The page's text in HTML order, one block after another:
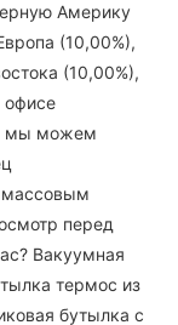
Америку
(10,00%),
(10,00%),
офисе
мы можем
массовым
перед
Вакуумная
термос из
бутылка с